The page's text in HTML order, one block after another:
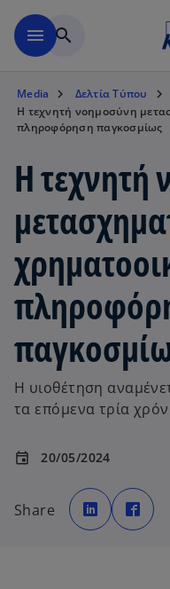
menu search
Media
Δελτία Τύπου
Η τεχνητή νοημοσύνη
πληροφόρηση παγκοσμίως
Η τεχνητή
Η υιοθέτηση
τα επόμενα τρία
event 20/05/2024
Share
o
p
e
n
p
e